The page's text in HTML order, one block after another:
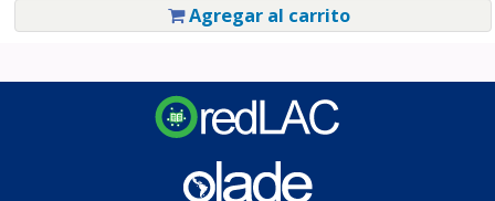
Agregar al carrito